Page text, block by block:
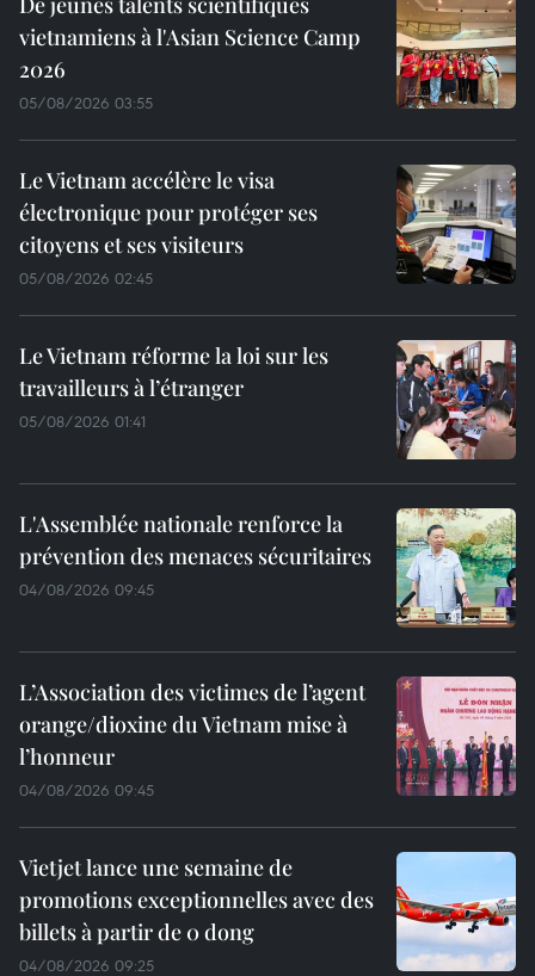
vietnamiens à l'Asian Science Camp
2026
05/08/2026 03:55
Le Vietnam accélère le visa
électronique pour protéger ses
citoyens et ses visiteurs
05/08/2026 02:45
Le Vietnam réforme la loi sur les
travailleurs à l’étranger
05/08/2026 01:41
L'Assemblée nationale renforce la
prévention des menaces sécuritaires
04/08/2026 09:45
L’Association des victimes de l’agent
orange/dioxine du Vietnam mise à
l’honneur
04/08/2026 09:45
Vietjet lance une semaine de
promotions exceptionnelles avec des
billets à partir de 0 dong
04/08/2026 09:25